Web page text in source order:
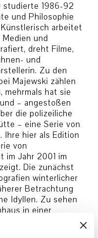
studierte 1986-92
und Philosophie
arbeitet
und
dreht Filme,
und
Zu den
Majewski zählen
mehrmals hat sie
– angestoßen
die polizeiliche
– eine Serie von
Ihre hier als Edition
von
im Jahr 2001 im
Die zunächst
winterlicher
Betrachtung
Idyllen. Zu sehen
in einer
schaut, sich
in die Ferne.